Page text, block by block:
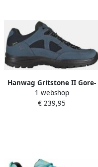
Hanwag Gritstone II Gore-
Tex Lady Wandelschoen
Blauw
1 webshop
€ 239,95